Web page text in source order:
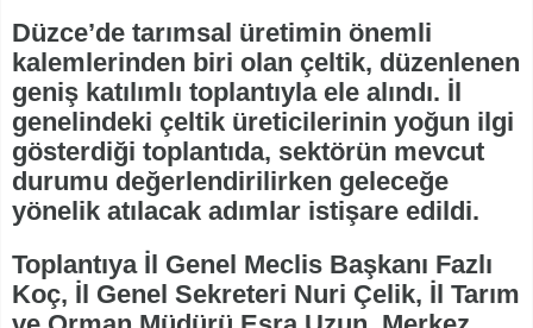
Düzce’de tarımsal üretimin önemli
kalemlerinden biri olan çeltik, düzenlenen
geniş katılımlı toplantıyla ele alındı. İl
genelindeki çeltik üreticilerinin yoğun ilgi
gösterdiği toplantıda, sektörün mevcut
durumu değerlendirilirken geleceğe
yönelik atılacak adımlar istişare edildi.
Toplantıya İl Genel Meclis Başkanı Fazlı
Koç, İl Genel Sekreteri Nuri Çelik, İl Tarım